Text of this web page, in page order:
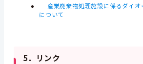
産業廃棄物処理施設に係るダイ
について
5．リンク